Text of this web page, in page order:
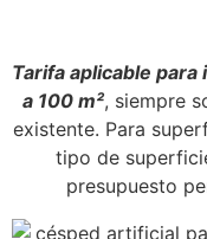
Tarifa aplicable
a 100 m², siempre
existente. Para
tipo de
presupuesto